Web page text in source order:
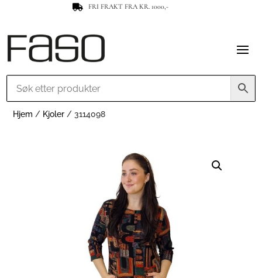
 FRI FRAKT FRA KR. 1000,-
Hjem / Kjoler / 3114098